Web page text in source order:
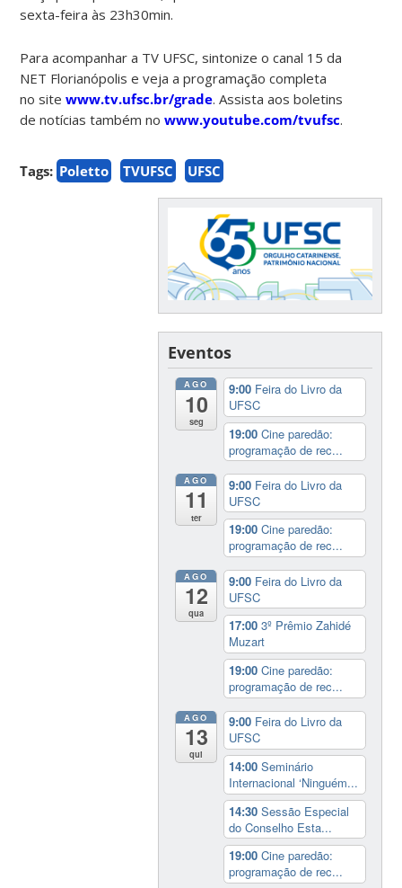
sexta-feira às 23h30min.
Para acompanhar a TV UFSC, sintonize o canal 15 da
NET Florianópolis e veja a programação completa
no sitewww.tv.ufsc.br/grade. Assista aos boletins
de notícias também nowww.youtube.com/tvufsc.
Tags: Poletto TVUFSC UFSC
Eventos
AGO
10
seg
9:00 Feira do Livro da
UFSC
19:00Cine paredão:
programação de rec...
AGO
11
ter
9:00 Feira do Livro da
UFSC
19:00Cine paredão:
programação de rec...
AGO
12
qua
9:00 Feira do Livro da
UFSC
17:003º Prêmio Zahidé
Muzart
19:00Cine paredão:
programação de rec...
AGO
13
qui
9:00 Feira do Livro da
UFSC
14:00Seminário
Internacional ‘Ninguém...
14:30Sessão Especial
do Conselho Esta...
19:00Cine paredão:
programação de rec...